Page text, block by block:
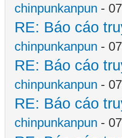
chinpunkanpun -
RE: Báo cáo
chinpunkanpun -
RE: Báo cáo
chinpunkanpun -
RE: Báo cáo
chinpunkanpun -